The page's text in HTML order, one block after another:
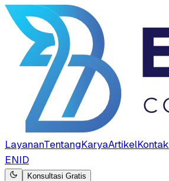
LayananTentangKaryaArtikelKontak
ENID
Konsultasi Gratis